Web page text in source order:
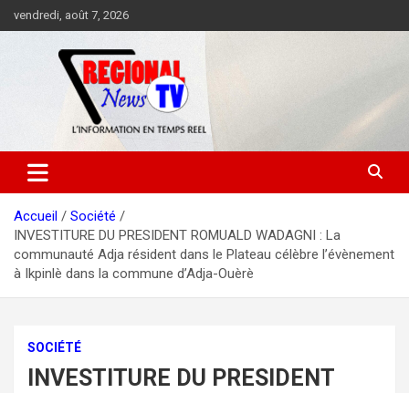
au
vendredi, août 7, 2026
Accueil
Société
INVESTITURE DU PRESIDENT ROMUALD WADAGNI : La
communauté Adja résident dans le Plateau célèbre l’évènement
à Ikpinlè dans la commune d’Adja-Ouèrè
SOCIÉTÉ
INVESTITURE DU PRESIDENT